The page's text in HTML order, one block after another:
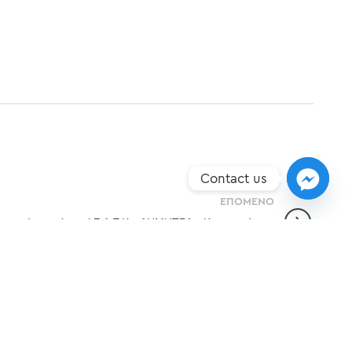
ΕΠΌΜΕΝO
από την Ι.Σ.Α.Ε.Κ. «ΔΗΜΗΤΡΑ»: Καινοτομία και
Contact us